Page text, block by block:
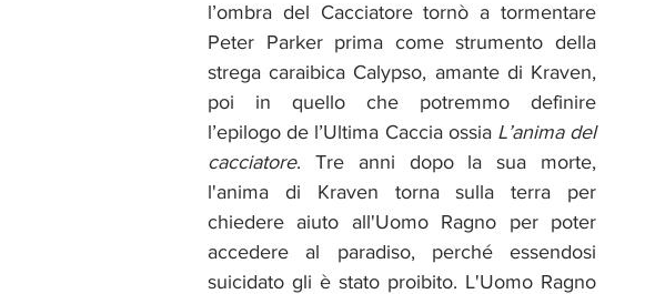
l’ombra del Cacciatore tornò a tormentare
Peter Parker prima come strumento della
strega caraibica Calypso, amante di Kraven,
poi in quello che potremmo definire
l’epilogo de l’Ultima Caccia ossia L’anima del
cacciatore. Tre anni dopo la sua morte,
l'anima di Kraven torna sulla terra per
chiedere aiuto all'Uomo Ragno per poter
accedere al paradiso, perché essendosi
suicidato gli è stato proibito. L'Uomo Ragno